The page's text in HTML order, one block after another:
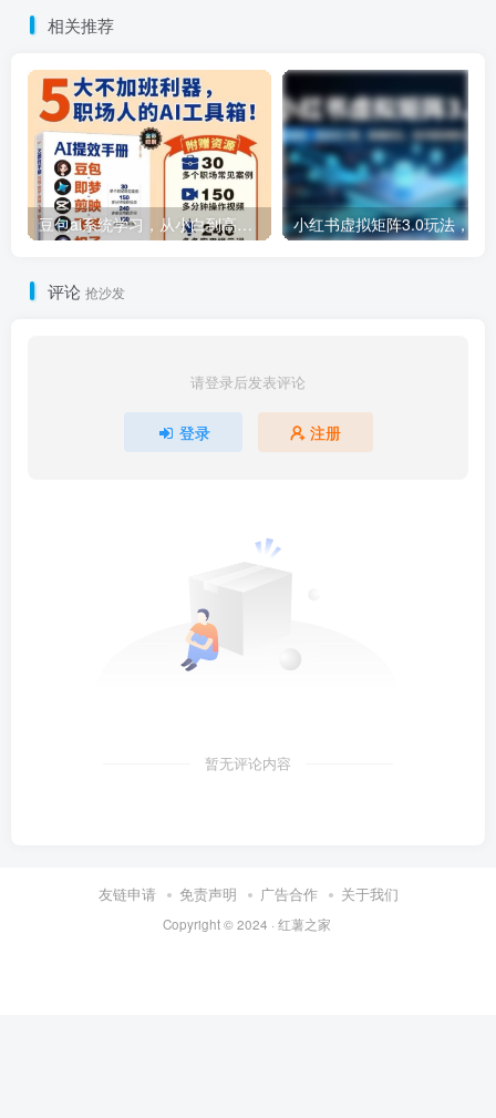
相关推荐
豆包ai系统学习，从小白到高手系列
评论 抢沙发
请登录后发表评论
登录 注册
暂无评论内容
友链申请 免责声明 广告合作 关于我们
Copyright © 2024 · 红薯之家